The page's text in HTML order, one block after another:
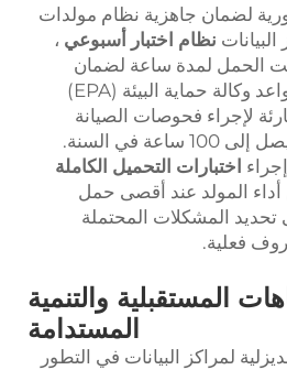
لضمان جاهزية نظام مولدات
نظام اختبار أسبوعي ،
الحمل لمدة ساعة لضمان
جاهزية النظام. تسمح قواعد وكالة حماية البيئة (EPA)
لإجراء فحوصات الصيانة
واختبارات الجاهزية لما يصل إلى 100 ساعة في السنة.
اختبارات التحميل الكاملة
المولد عند أقصى حمل
المشكلات المحتملة
فعلية.
المستقبلية والتنمية
المستدامة
لمراكز البيانات في التطور